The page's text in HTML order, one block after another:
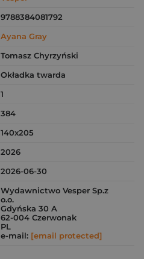
9788384081792
Ayana Gray
Tomasz Chyrzyński
Okładka twarda
1
384
140x205
2026
2026-06-30
Wydawnictwo Vesper Sp.z
o.o.
Gdyńska 30 A
62-004 Czerwonak
PL
e-mail: [email protected]